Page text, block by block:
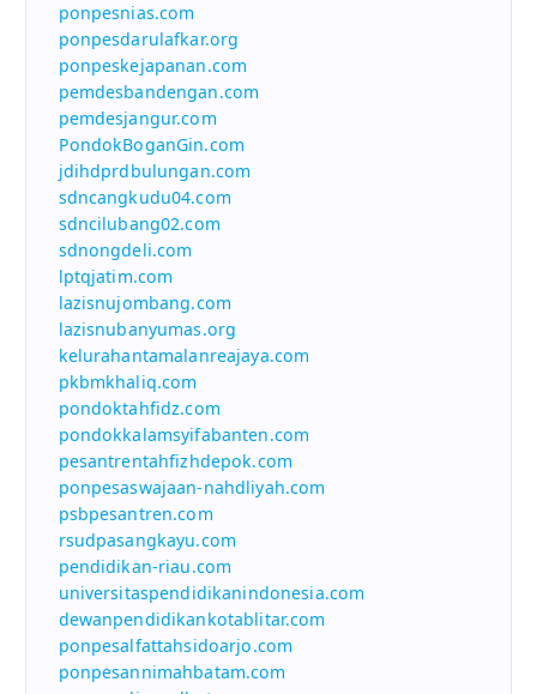
ponpesnias.com
ponpesdarulafkar.org
ponpeskejapanan.com
pemdesbandengan.com
pemdesjangur.com
PondokBoganGin.com
jdihdprdbulungan.com
sdncangkudu04.com
sdncilubang02.com
sdnongdeli.com
lptqjatim.com
lazisnujombang.com
lazisnubanyumas.org
kelurahantamalanreajaya.com
pkbmkhaliq.com
pondoktahfidz.com
pondokkalamsyifabanten.com
pesantrentahfizhdepok.com
ponpesaswajaan-nahdliyah.com
psbpesantren.com
rsudpasangkayu.com
pendidikan-riau.com
universitaspendidikanindonesia.com
dewanpendidikankotablitar.com
ponpesalfattahsidoarjo.com
ponpesannimahbatam.com